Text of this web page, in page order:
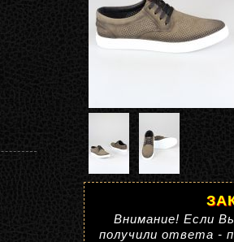
Внимание! Если
получили ответа -